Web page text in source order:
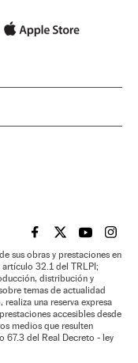
EL PAÍS BRASIL EN
EL PAÍSEL PAÍS
EL
sus obras y prestaciones en
artículo 32.1 del TRLPI;
distribución y
temas de actualidad
una reserva expresa
accesibles desde
medios que resulten
67.3 del Real Decreto - ley